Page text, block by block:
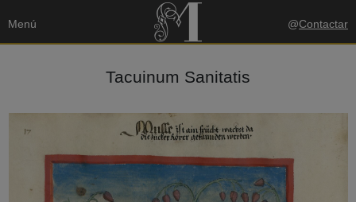
Menú @Contactar
Tacuinum Sanitatis